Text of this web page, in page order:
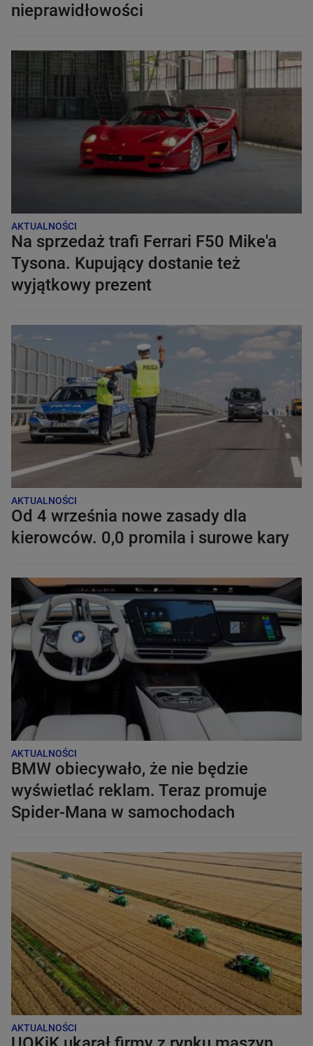
nieprawidłowości
AKTUALNOŚCI
Na sprzedaż trafi Ferrari F50 Mike'a
Tysona. Kupujący dostanie też
wyjątkowy prezent
AKTUALNOŚCI
Od 4 września nowe zasady dla
kierowców. 0,0 promila i surowe kary
AKTUALNOŚCI
BMW obiecywało, że nie będzie
wyświetlać reklam. Teraz promuje
Spider-Mana w samochodach
AKTUALNOŚCI